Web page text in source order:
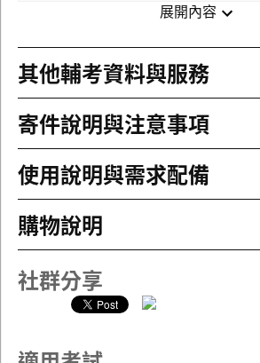
平時測驗券(第二堂後均附，部
老師提供為主)
國家考試申論題測驗用紙(依課
國家考試選擇題答案卡(依課程題
課程補充教材(以老師提供為主)
到為主)
精美光碟收納盒(依課程長度提
時間為主)
函授學員手冊與教材核對
精編講義教材
平時測驗券(第二堂後均附，部
老師提供為主)
國家考試申論題測驗用紙(依課程
國家考試選擇題答案卡(依課程題
課程補充教材(以老師提供為主)
上課板書整理(部份課程老師無抄
到為主)
展開內容
其他輔考資料與服務
寄件說明與注意事項
使用說明與需求配備
購物說明
社群分享